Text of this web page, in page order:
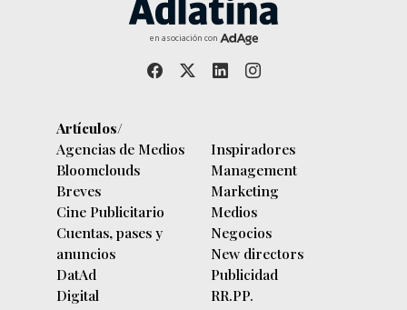
en asociación con
Artículos/
Agencias de Medios
Bloomclouds
Breves
Cine Publicitario
Cuentas, pases y
anuncios
DatAd
Digital
Inspiradores
Management
Marketing
Medios
Negocios
New directors
Publicidad
RR.PP.